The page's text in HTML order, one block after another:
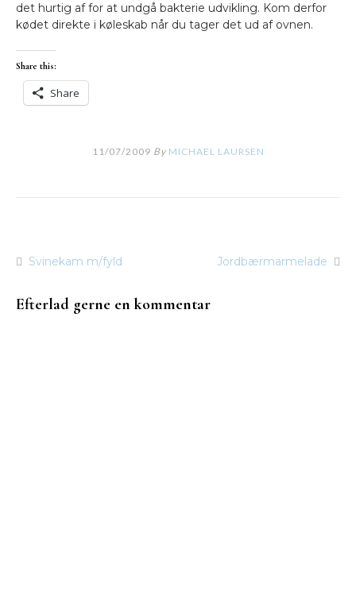
det hurtig af for at undgå bakterie udvikling. Kom derfor
kødet direkte i køleskab når du tager det ud af ovnen.
Share this:
Share
11/07/2009 By MICHAEL LAURSEN
Indlægsnavigation
Svinekam m/fyld Jordbærmarmelade
Efterlad gerne en kommentar